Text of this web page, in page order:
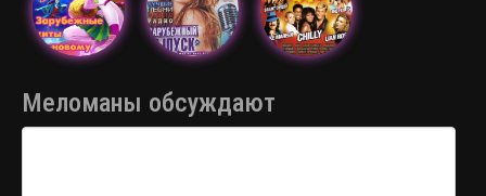
Меломаны обсуждают